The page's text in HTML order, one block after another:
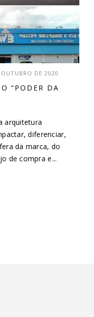
DE 2020
“PODER DA
arquitetura
diferenciar,
da marca, do
de compra e...